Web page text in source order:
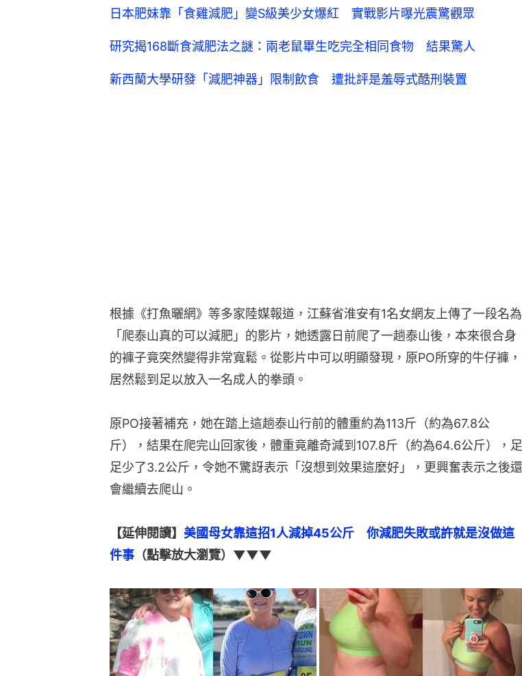
日本肥妹靠「食雞減肥」變S級美少女爆紅 實戰影片曝光震驚觀眾
研究揭168斷食減肥法之謎：兩老鼠畢生吃完全相同食物 結果驚人
新西蘭大學研發「減肥神器」限制飲食 遭批評是羞辱式酷刑裝置
根據《打魚曬網》等多家陸媒報道，江蘇省淮安有1名女網友上傳了一段名為
「爬泰山真的可以減肥」的影片，她透露日前爬了一趟泰山後，本來很合身
的褲子竟突然變得非常寬鬆。從影片中可以明顯發現，原PO所穿的牛仔褲，
居然鬆到足以放入一名成人的拳頭。
原PO接著補充，她在踏上這趟泰山行前的體重約為113斤（約為67.8公
斤），結果在爬完山回家後，體重竟離奇減到107.8斤（約為64.6公斤），足
足少了3.2公斤，令她不驚訝表示「沒想到效果這麼好」，更興奮表示之後還
會繼續去爬山。
【延伸閱讀】 美國母女靠這招1人減掉45公斤　你減肥失敗或許就是沒做這
件事 （點擊放大瀏覽）▼▼▼